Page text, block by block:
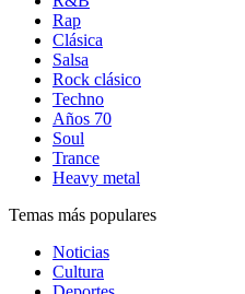
Rap
Clásica
Salsa
Rock clásico
Techno
Años 70
Soul
Trance
Heavy metal
Temas más populares
Noticias
Cultura